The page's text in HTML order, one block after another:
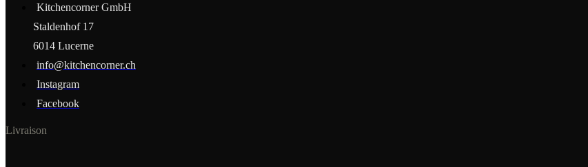
Kitchencorner GmbH
Staldenhof 17
6014 Lucerne
info@kitchencorner.ch
Instagram
Facebook
Livraison